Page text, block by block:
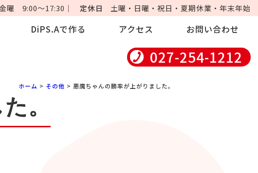
曜 9:00～17:30｜ 定休日 土曜・日曜・祝日・夏期休業・年末年始
DiPS.Aで作る アクセス お問い合わせ
027-254-1212
ホーム > その他 > 悪魔ちゃんの勝率が上がりました。
。